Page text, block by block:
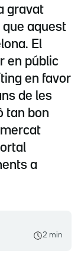
gravat
aquest
El
en públic
en favor
de les
tan bon
a
2 min